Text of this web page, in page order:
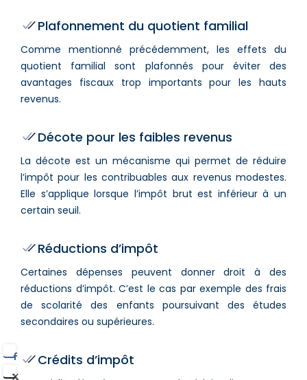
Plafonnement du quotient familial
Comme mentionné précédemment, les effets du
quotient familial sont plafonnés pour éviter des
avantages fiscaux trop importants pour les hauts
revenus.
Décote pour les faibles revenus
La décote est un mécanisme qui permet de réduire
l’impôt pour les contribuables aux revenus modestes.
Elle s’applique lorsque l’impôt brut est inférieur à un
certain seuil.
Réductions d’impôt
Certaines dépenses peuvent donner droit à des
réductions d’impôt. C’est le cas par exemple des frais
de scolarité des enfants poursuivant des études
secondaires ou supérieures.
Crédits d’impôt